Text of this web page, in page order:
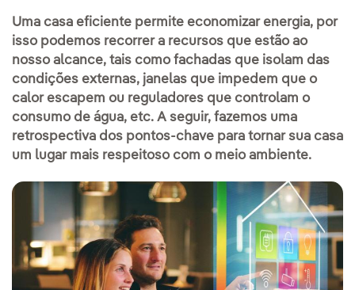
Uma casa eficiente permite economizar energia, por
isso podemos recorrer a recursos que estão ao
nosso alcance, tais como fachadas que isolam das
condições externas, janelas que impedem que o
calor escapem ou reguladores que controlam o
consumo de água, etc. A seguir, fazemos uma
retrospectiva dos pontos-chave para tornar sua casa
um lugar mais respeitoso com o meio ambiente.